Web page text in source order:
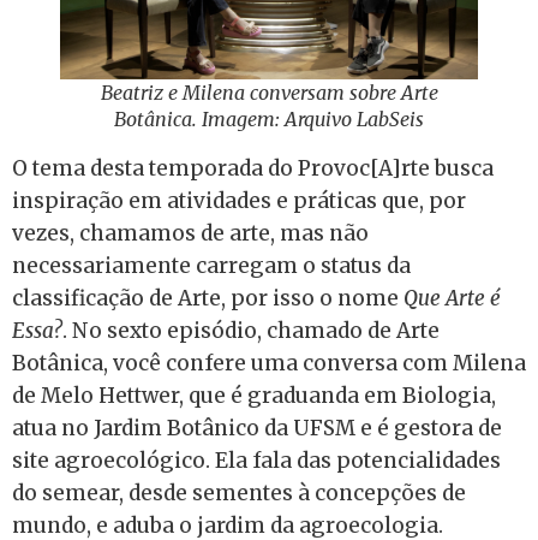
Beatriz e Milena conversam sobre Arte
Botânica. Imagem: Arquivo LabSeis
O tema desta temporada do Provoc[A]rte busca
inspiração em atividades e práticas que, por
vezes, chamamos de arte, mas não
necessariamente carregam o status da
classificação de Arte, por isso o nome Que Arte é
Essa?. No sexto episódio, chamado de Arte
Botânica, você confere uma conversa com Milena
de Melo Hettwer, que é graduanda em Biologia,
atua no Jardim Botânico da UFSM e é gestora de
site agroecológico. Ela fala das potencialidades
do semear, desde sementes à concepções de
mundo, e aduba o jardim da agroecologia.